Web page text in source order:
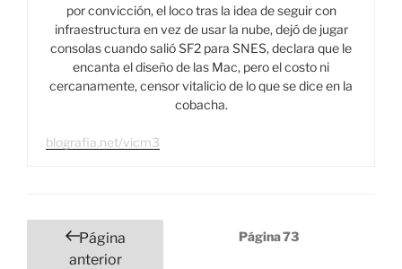
por convicción, el loco tras la idea de seguir con
infraestructura en vez de usar la nube, dejó de jugar
consolas cuando salió SF2 para SNES, declara que le
encanta el diseño de las Mac, pero el costo ni
cercanamente, censor vitalicio de lo que se dice en la
cobacha.
blografia.net/vicm3
Paginación
Página
anterior
Página73